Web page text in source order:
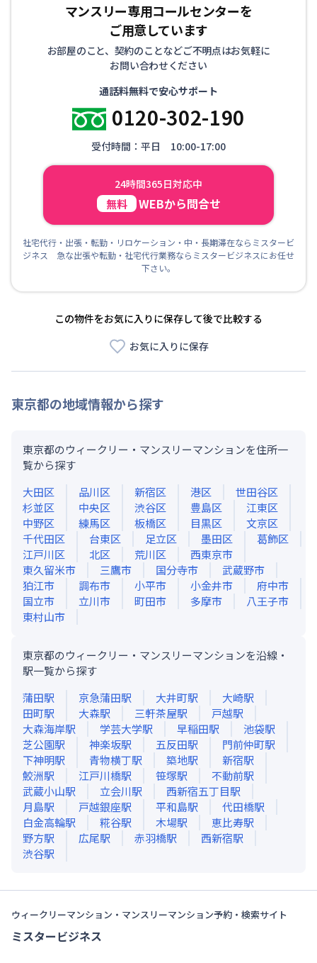
マンスリー専用コールセンターを
ご用意しています
お部屋のこと、契約のことなどご不明点はお気軽に
お問い合わせください
通話料無料で安心サポート
0120-302-190
受付時間：平日 10:00-17:00
24時間365日対応中
無料 WEBから問合せ
社宅代行・出張・転勤・リロケーション・中・長期滞在ならミスタービ
ジネス 急な出張や転勤・社宅代行業務ならミスタービジネスにお任せ
下さい。
この物件をお気に入りに保存して後で比較する
お気に入りに保存
東京都の地域情報から探す
東京都のウィークリー・マンスリーマンションを住所一
覧から探す
大田区
品川区 新宿区 港区
世田谷区
杉並区
中央区 渋谷区 豊島区
江東区
中野区
練馬区 板橋区 目黒区
文京区
千代田区
台東区 足立区 墨田区
葛飾区
江戸川区
北区 荒川区
西東京市
東久留米市
三鷹市 国分寺市
武蔵野市
狛江市
調布市 小平市 小金井市
府中市
国立市
立川市 町田市 多摩市
八王子市
東村山市
東京都のウィークリー・マンスリーマンションを沿線・
駅一覧から探す
蒲田駅 京急蒲田駅 大井町駅 大崎駅
田町駅 大森駅 三軒茶屋駅 戸越駅
大森海岸駅 学芸大学駅 早稲田駅 池袋駅
芝公園駅 神楽坂駅 五反田駅 門前仲町駅
下神明駅 青物横丁駅 築地駅 新宿駅
鮫洲駅 江戸川橋駅 笹塚駅 不動前駅
武蔵小山駅 立会川駅 西新宿五丁目駅
月島駅 戸越銀座駅 平和島駅 代田橋駅
白金高輪駅 糀谷駅 木場駅 恵比寿駅
野方駅 広尾駅 赤羽橋駅 西新宿駅
渋谷駅
ウィークリーマンション・マンスリーマンション予約・検索サイト
ミスタービジネス